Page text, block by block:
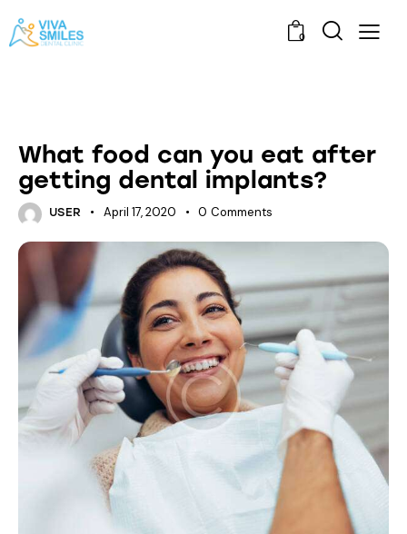
0
What food can you eat after
getting dental implants?
USER April 17, 2020 0 Comments